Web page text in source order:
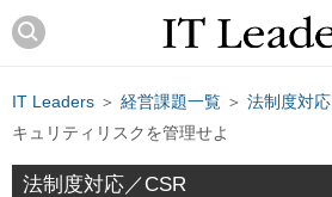
IT Leaders ＞ 経営課題一覧 ＞ 法制度対
キュリティリスクを管理せよ
法制度対応／CSR